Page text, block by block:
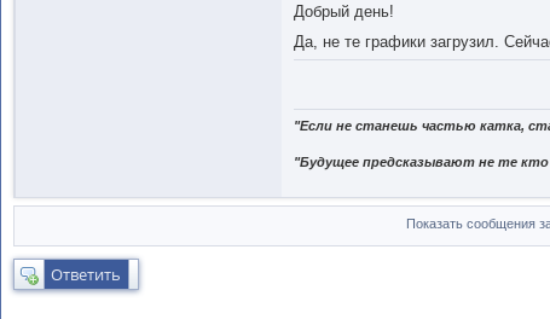
Добрый день!
Да, не те графики загрузил.
"Если не станешь частью катка,
"Будущее предсказывают не те
Показать сообщения
Ответить